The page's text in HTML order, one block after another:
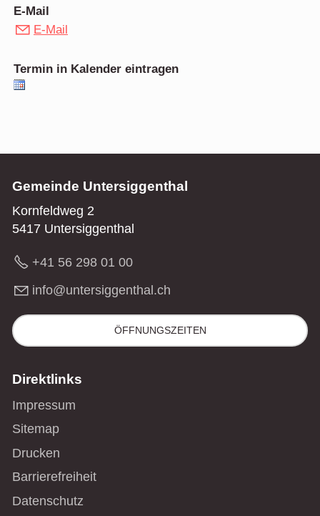
E-Mail
E-Mail
Termin in Kalender eintragen
Gemeinde Untersiggenthal
Kornfeldweg 2
5417 Untersiggenthal
+41 56 298 01 00
nf
nt rs gg nth l ch
ÖFFNUNGSZEITEN
Direktlinks
Impressum
Sitemap
Drucken
Barrierefreiheit
Datenschutz